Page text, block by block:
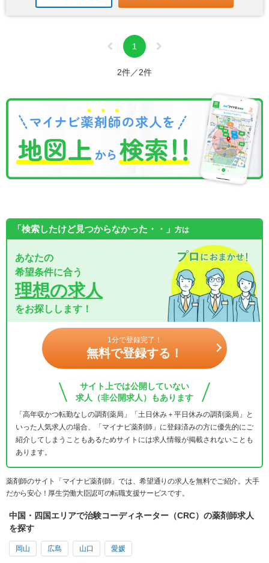
1
2件／2件
「検索したけど見つからなかった・・」 方は
あなたの
希望条件に合う
理想の求人
をお探しします！
1分で登録完了！
無料で登録する！
サイト上では公開していない
求人（非公開求人）もあります
「高年収かつ転勤なしの調剤薬局」「土日休み＋平日休みの調剤薬局」と
いった人気求人の場合、「マイナビ薬剤師」に登録済みの方に優先的にご
紹介してしまうこともあるためサイトには求人情報が掲載されないことも
あります。
薬剤師のサイト「マイナビ薬剤師」では、希望通りの求人を無料でご紹介。大手
だから安心！厚生労働大臣認可の転職支援サービスです。
中国・四国エリアで治験コーディネーター（CRC）の薬剤師求人
を探す
岡山 広島 山口 愛媛